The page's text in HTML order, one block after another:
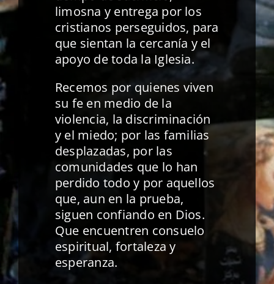
limosna y entrega por los
cristianos perseguidos, para
que sientan la cercanía y el
apoyo de toda la Iglesia.
Recemos por quienes viven
su fe en medio de la
violencia, la discriminación
y el miedo; por las familias
desplazadas, por las
comunidades que lo han
perdido todo y por aquellos
que, aun en la prueba,
siguen confiando en Dios.
Que encuentren consuelo
espiritual, fortaleza y
esperanza.